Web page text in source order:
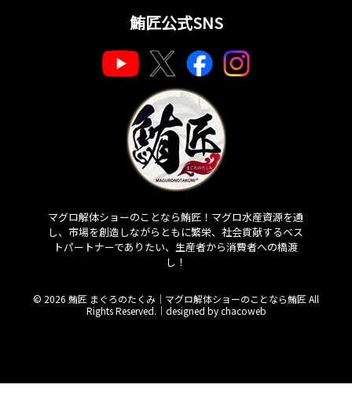
鮪匠公式SNS
マグロ解体ショーのことなら鮪匠！マグロ水産資源を通
し、市場を創造しながらともに繁栄、社会貢献するベス
トパートナーでありたい、生産者から消費者への橋渡
し！
© 2026 鮪匠 まぐろのたくみ｜マグロ解体ショーのことなら鮪匠 All
Rights Reserved.｜ designed by chacoweb